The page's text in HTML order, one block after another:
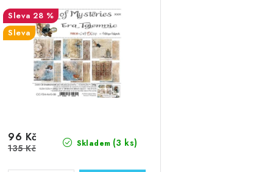
28 %
Sleva
Skladem (3 ks)
96 Kč
135 Kč